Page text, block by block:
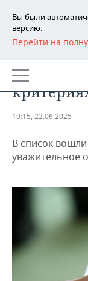
Вы были
версию.
Перейти на
РЕГИОНЫ
БАШКОРТОСТАН
ТАТАРСТАН
НОВОСТИ
АНАЛИТИКА
ДЕКЛАРАЦИИ
ВУЗЫ
КОМУ
ТОРГОВЫЕ
ТАТАРСТАНА
НОВОСТИ
БЮДЖЕТ
АГРОПРОМ
НЕФТЕХИМИЯ
НОВОСТИ
НОВОСТИ
БИЗНЕС
НОВОСТИ
19:15, 22.06.2025
В список вошли
уважительное